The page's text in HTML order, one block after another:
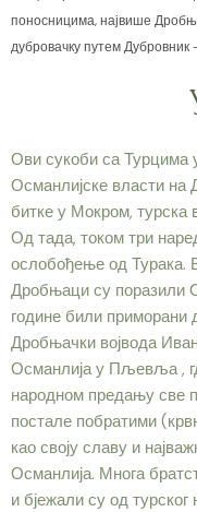
поносницима, највише
дубровачку путем Дубровник
Ови сукоби са Турцима
Османлијске власти на
битке у Мокром, турска
Од тада, током три
ослобођење од Турака.
Дробњаци су поразили
године били приморани
Дробњачки војвода
Османлија у Пљевља ,
народном предању све
постале побратими
као своју славу и
Османлија. Многа
и бјежали су од